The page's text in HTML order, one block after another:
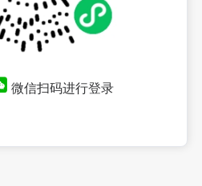
微信扫码进行登录